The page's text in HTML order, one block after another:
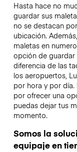
Hasta hace no
guardar sus
no se destacan
ubicación.
maletas en
opción de guardar
diferencia de las
los aeropuertos,
por hora y por
por ofrecer una
puedas dejar tus
momento.
Somos la
equipaje en